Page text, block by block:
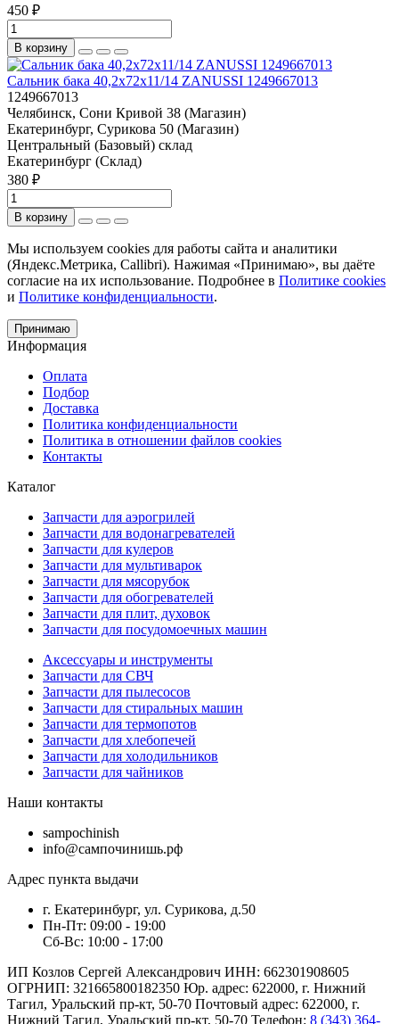
450 ₽
В корзину
Сальник бака 40,2x72x11/14 ZANUSSI 1249667013
1249667013
Челябинск, Сони Кривой 38 (Магазин)
Екатеринбург, Сурикова 50 (Магазин)
Центральный (Базовый) склад
Екатеринбург (Склад)
380 ₽
В корзину
Мы используем cookies для работы сайта и аналитики
(Яндекс.Метрика, Callibri). Нажимая «Принимаю», вы даёте
согласие на их использование. Подробнее в Политике cookies
и Политике конфиденциальности.
Принимаю
Информация
Оплата
Подбор
Доставка
Политика конфиденциальности
Политика в отношении файлов cookies
Контакты
Каталог
Запчасти для аэрогрилей
Запчасти для водонагревателей
Запчасти для кулеров
Запчасти для мультиварок
Запчасти для мясорубок
Запчасти для обогревателей
Запчасти для плит, духовок
Запчасти для посудомоечных машин
Аксессуары и инструменты
Запчасти для СВЧ
Запчасти для пылесосов
Запчасти для стиральных машин
Запчасти для термопотов
Запчасти для хлебопечей
Запчасти для холодильников
Запчасти для чайников
Наши контакты
sampochinish
info@сампочинишь.рф
Адрес пункта выдачи
г. Екатеринбург, ул. Сурикова, д.50
Пн-Пт: 09:00 - 19:00
Сб-Вс: 10:00 - 17:00
ИП Козлов Сергей Александрович ИНН: 662301908605
ОГРНИП: 321665800182350 Юр. адрес: 622000, г. Нижний
Тагил, Уральский пр-кт, 50-70 Почтовый адрес: 622000, г.
Нижний Тагил, Уральский пр-кт, 50-70 Телефон: 8 (343) 364-